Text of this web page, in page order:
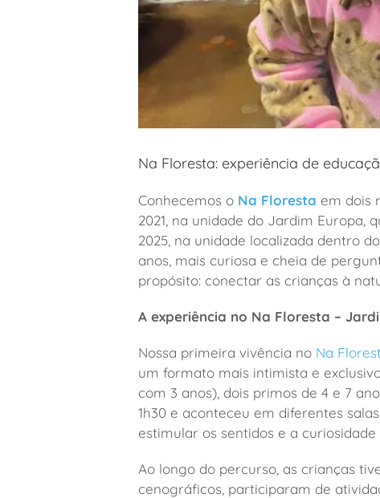
Na Floresta: experiência de
Conhecemos o Na Floresta em dois
2021, na unidade do Jardim Europa,
2025, na unidade localizada dentro
anos, mais curiosa e cheia de
propósito: conectar as crianças à
A experiência no Na Floresta –
Nossa primeira vivência no Na
um formato mais intimista e
com 3 anos), dois primos de 4 e 7
1h30 e aconteceu em diferentes
estimular os sentidos e a
Ao longo do percurso, as crianças
cenográficos, participaram de